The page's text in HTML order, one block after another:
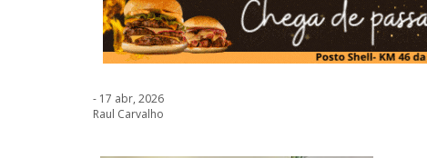
- 17 abr, 2026
Raul Carvalho